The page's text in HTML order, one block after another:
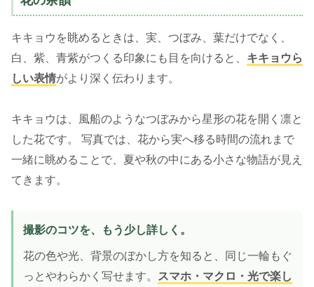
キキョウを眺めるときは、実、つぼみ、葉だけでなく、
白、紫、青紫がつくる印象にも目を向けると、 キキョウら
しい表情がより深く伝わります。
キキョウは、風船のようなつぼみから星形の花を開く凛と
した花です。 写真では、花から実へ移る時間の流れまで
一緒に眺めることで、夏や秋の中にある小さな物語が見え
てきます。
撮影のコツを、もう少し詳しく。
花の色や光、背景のぼかし方を知ると、同じ一輪もぐ
っとやわらかく写せます。
スマホ・マクロ・光で楽し